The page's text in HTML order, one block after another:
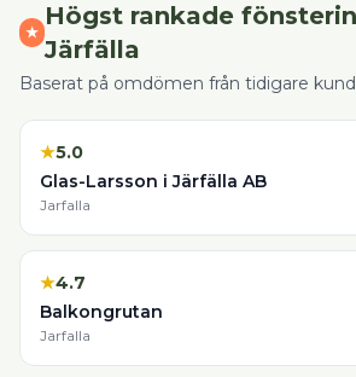
★
Högst rankade
Järfälla
Baserat på omdömen från tidigare
★5.0
Glas-Larsson i Järfälla AB
Jarfalla
★4.7
Balkongrutan
Jarfalla